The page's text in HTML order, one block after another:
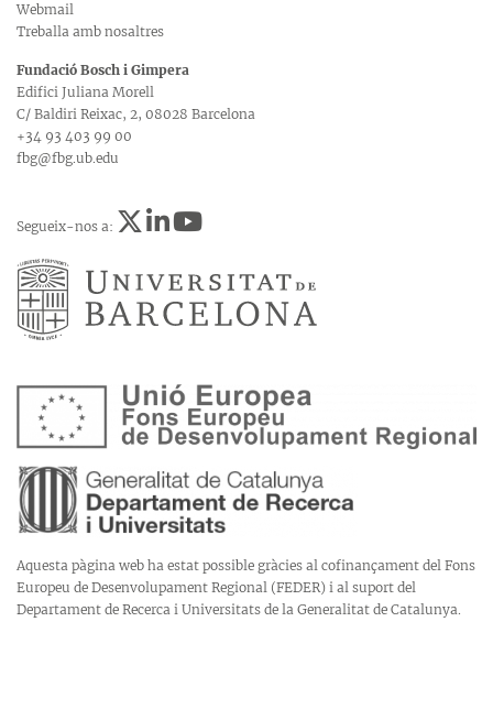
Webmail
Treballa amb nosaltres
Fundació Bosch i Gimpera
Edifici Juliana Morell
C/ Baldiri Reixac, 2, 08028 Barcelona
+34 93 403 99 00
fbg@fbg.ub.edu
Segueix-nos a:
Aquesta pàgina web ha estat possible gràcies al cofinançament del Fons
Europeu de Desenvolupament Regional (FEDER) i al suport del
Departament de Recerca i Universitats de la Generalitat de Catalunya.